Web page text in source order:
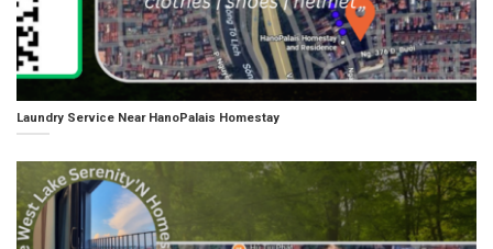
Laundry Service Near HanoPalais Homestay